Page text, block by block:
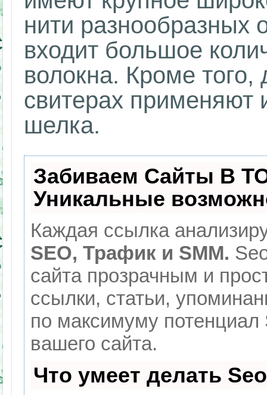
нити разнообразных
входит большое
волокна. Кроме
свитерах применяют
шелка.
Забиваем Сайты В
Уникальные
Каждая ссылка
SEO, Трафик и SMM.
сайта прозрачным и
ссылки, статьи,
по максимуму
вашего сайта.
Что умеет делать